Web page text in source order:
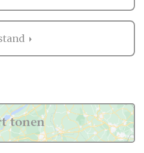
bruiloft is erg
zo gek dat je
van andere
Huwelijksreis in
het live ervaren
beoordelaars!
tonen